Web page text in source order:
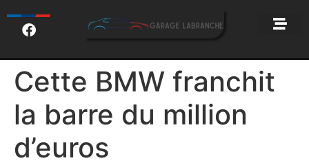
Cette BMW franchit
la barre du million
d’euros